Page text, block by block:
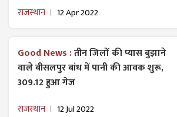
राजस्थान 12 Apr 2022
Good News :तीन जिलों की प्यास बुझाने
वाले बीसलपुर बांध में पानी की आवक शुरू,
309.12 हुआ गेज
राजस्थान 12 Jul 2022